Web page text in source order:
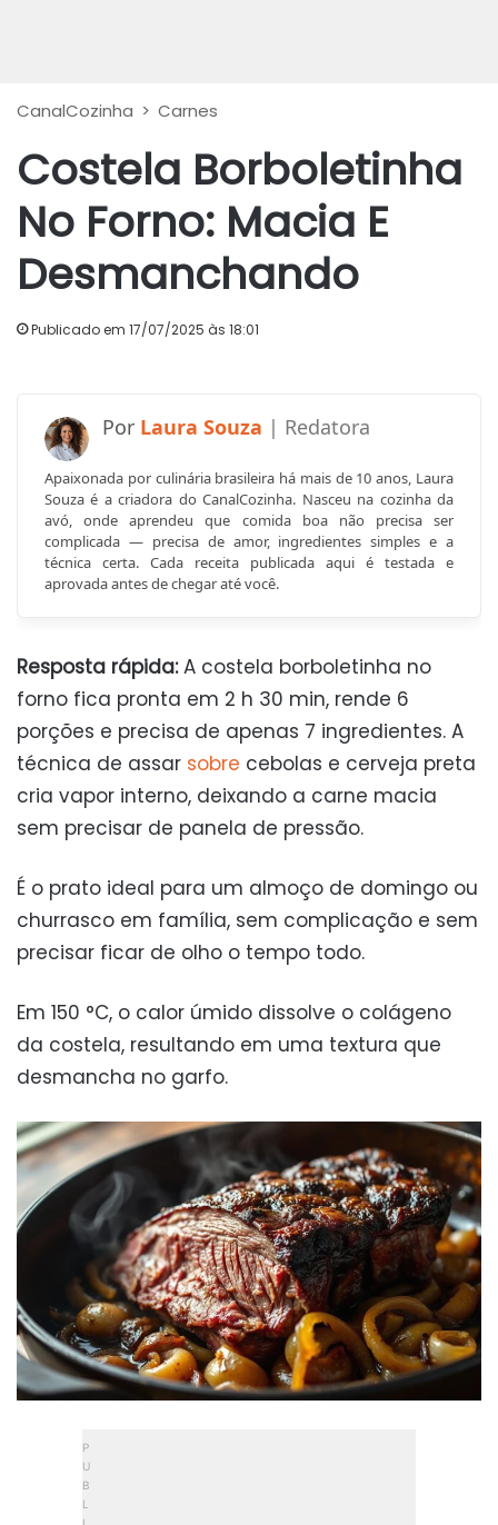
CanalCozinha > Carnes
Costela Borboletinha
No Forno: Macia E
Desmanchando
Publicado em 17/07/2025 às 18:01
Laura Souza
Apaixonada por culinária brasileira há mais de 10 anos, Laura
Souza é a criadora do CanalCozinha. Nasceu na cozinha da
avó, onde aprendeu que comida boa não precisa ser
complicada — precisa de amor, ingredientes simples e a
técnica certa. Cada receita publicada aqui é testada e
aprovada antes de chegar até você.
Resposta rápida:A costela borboletinha no
forno fica pronta em 2 h 30 min, rende 6
porções e precisa de apenas 7 ingredientes. A
técnica de assar sobre cebolas e cerveja preta
cria vapor interno, deixando a carne macia
sem precisar de panela de pressão.
É o prato ideal para um almoço de domingo ou
churrasco em família, sem complicação e sem
precisar ficar de olho o tempo todo.
Em 150 °C, o calor úmido dissolve o colágeno
da costela, resultando em uma textura que
desmancha no garfo.